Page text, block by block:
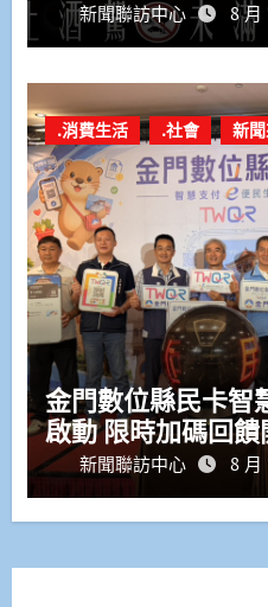
新聞聯訪中心 8 月
.消費生活 .社會 新
金門數位縣民卡智
啟動 限時加碼回饋
新聞聯訪中心 8 月